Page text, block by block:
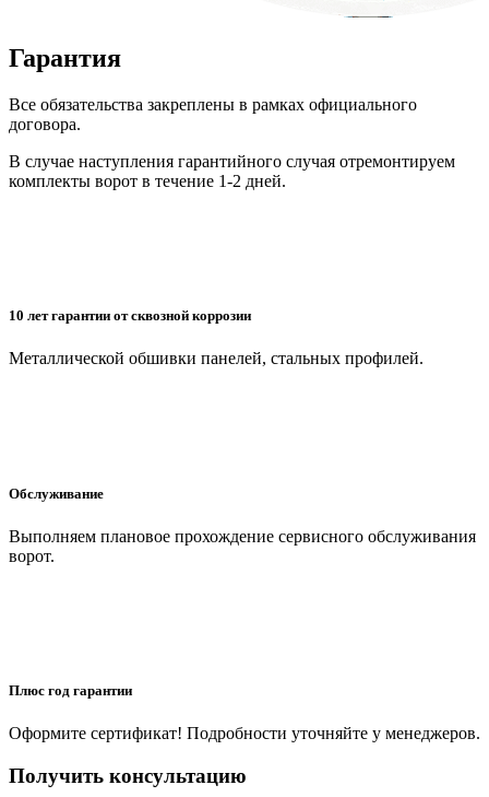
Гарантия
Все обязательства закреплены в рамках официального
договора.
В случае наступления гарантийного случая отремонтируем
комплекты ворот в течение 1-2 дней.
10 лет гарантии от сквозной коррозии
Металлической обшивки панелей, стальных профилей.
Обслуживание
Выполняем плановое прохождение сервисного обслуживания
ворот.
Плюс год гарантии
Оформите сертификат! Подробности уточняйте у менеджеров.
Получить консультацию